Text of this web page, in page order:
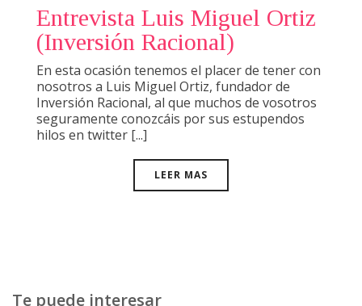
Entrevista Luis Miguel Ortiz
(Inversión Racional)
En esta ocasión tenemos el placer de tener con
nosotros a Luis Miguel Ortiz, fundador de
Inversión Racional, al que muchos de vosotros
seguramente conozcáis por sus estupendos
hilos en twitter [...]
LEER MAS
Te puede interesar